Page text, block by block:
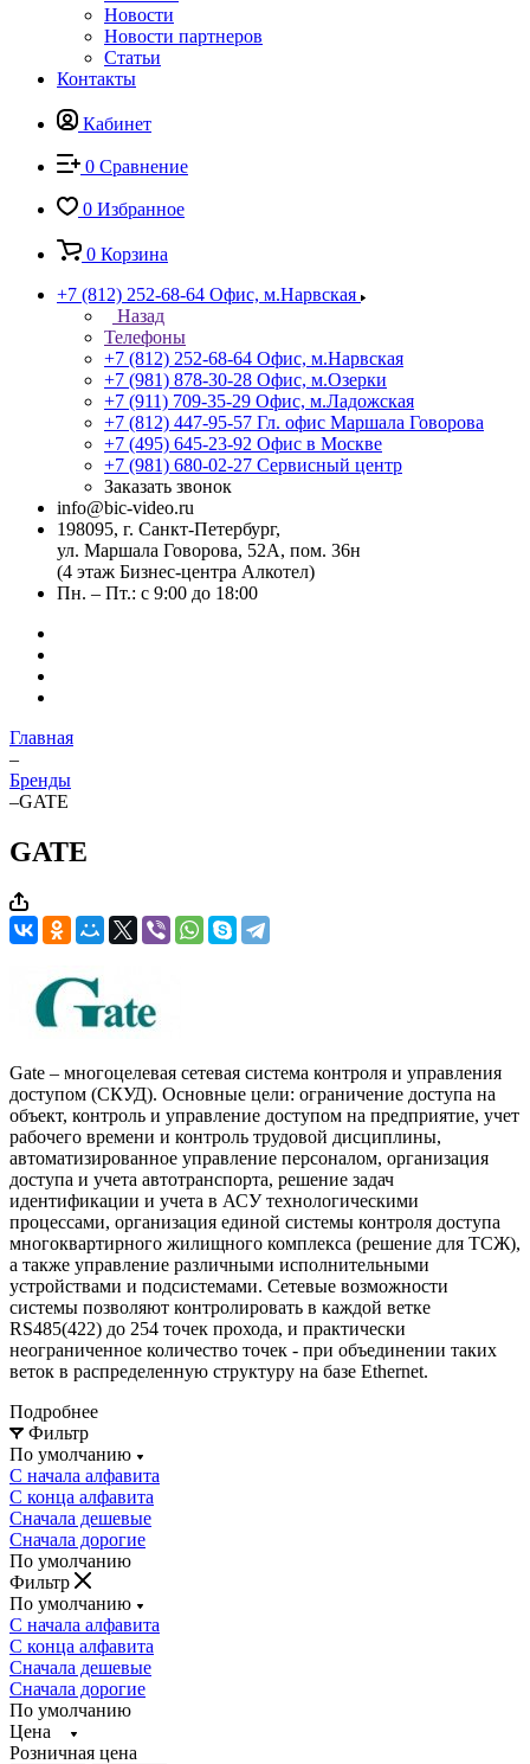
Новости
Новости партнеров
Статьи
Контакты
Кабинет
0 Сравнение
0 Избранное
0 Корзина
+7 (812) 252-68-64 Офис, м.Нарвская
Назад
Телефоны
+7 (812) 252-68-64 Офис, м.Нарвская
+7 (981) 878-30-28 Офис, м.Озерки
+7 (911) 709-35-29 Офис, м.Ладожская
+7 (812) 447-95-57 Гл. офис Маршала Говорова
+7 (495) 645-23-92 Офис в Москве
+7 (981) 680-02-27 Сервисный центр
Заказать звонок
info@bic-video.ru
198095, г. Санкт-Петербург,
ул. Маршала Говорова, 52А, пом. 36н
(4 этаж Бизнес-центра Алкотел)
Пн. – Пт.: с 9:00 до 18:00
Главная
–
Бренды
–GATE
GATE
Gate – многоцелевая сетевая система контроля и управления
доступом (СКУД). Основные цели: ограничение доступа на
объект, контроль и управление доступом на предприятие, учет
рабочего времени и контроль трудовой дисциплины,
автоматизированное управление персоналом, организация
доступа и учета автотранспорта, решение задач
идентификации и учета в АСУ технологическими
процессами, организация единой системы контроля доступа
многоквартирного жилищного комплекса (решение для ТСЖ),
а также управление различными исполнительными
устройствами и подсистемами. Сетевые возможности
системы позволяют контролировать в каждой ветке
RS485(422) до 254 точек прохода, и практически
неограниченное количество точек - при объединении таких
веток в распределенную структуру на базе Ethernet.
Подробнее
Фильтр
По умолчанию
С начала алфавита
С конца алфавита
Сначала дешевые
Сначала дорогие
По умолчанию
Фильтр
По умолчанию
С начала алфавита
С конца алфавита
Сначала дешевые
Сначала дорогие
По умолчанию
Цена
Розничная цена